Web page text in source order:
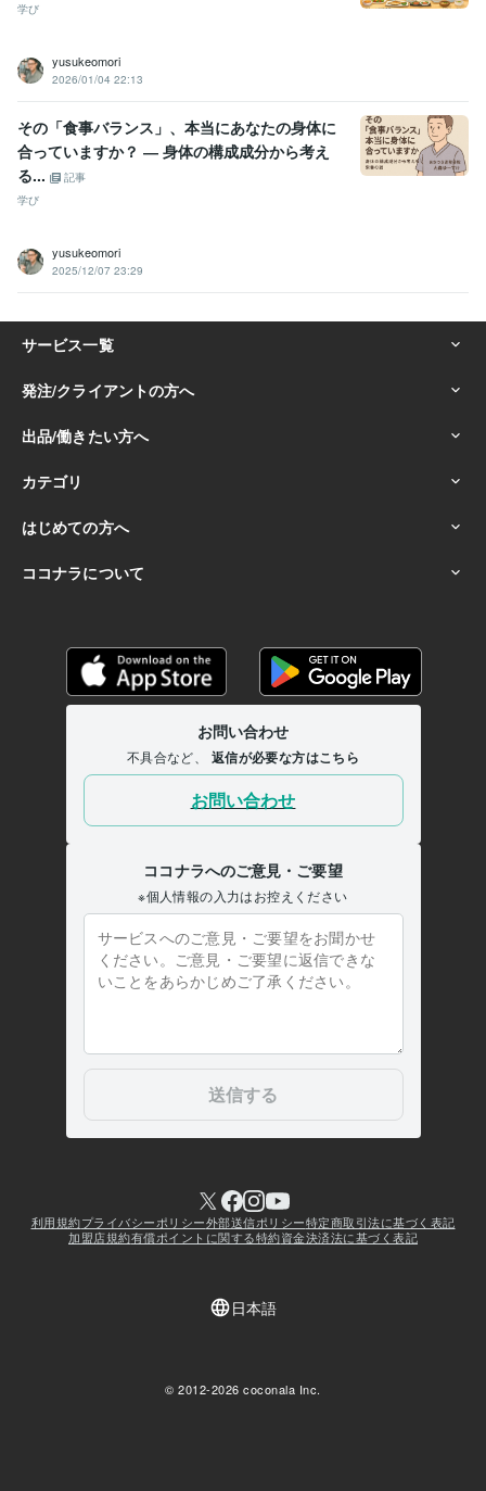
学び
yusukeomori
2026/01/04 22:13
その「食事バランス」、本当にあなたの身体に
合っていますか？ ― 身体の構成成分から考え
る...
記事
学び
yusukeomori
2025/12/07 23:29